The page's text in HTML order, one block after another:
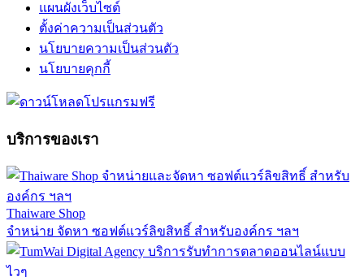
แผนผังเว็บไซต์
ตั้งค่าความเป็นส่วนตัว
นโยบายความเป็นส่วนตัว
นโยบายคุกกี้
บริการของเรา
Thaiware Shop
จำหน่าย จัดหา ซอฟต์แวร์ลิขสิทธิ์ สำหรับองค์กร ฯลฯ